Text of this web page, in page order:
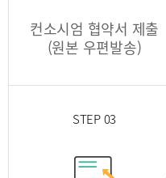
컨소시엄 협약서 제출
(원본 우편발송)
STEP 03